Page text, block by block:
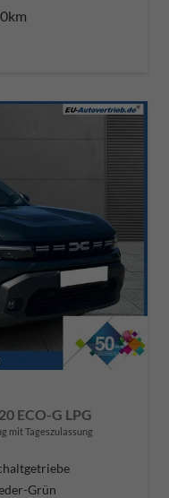
ECO-G LPG
mit Tageszulassung
Grün